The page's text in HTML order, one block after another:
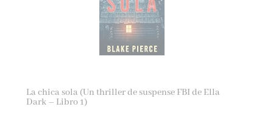
La chica sola (Un thriller de suspense FBI de Ella
Dark – Libro 1)